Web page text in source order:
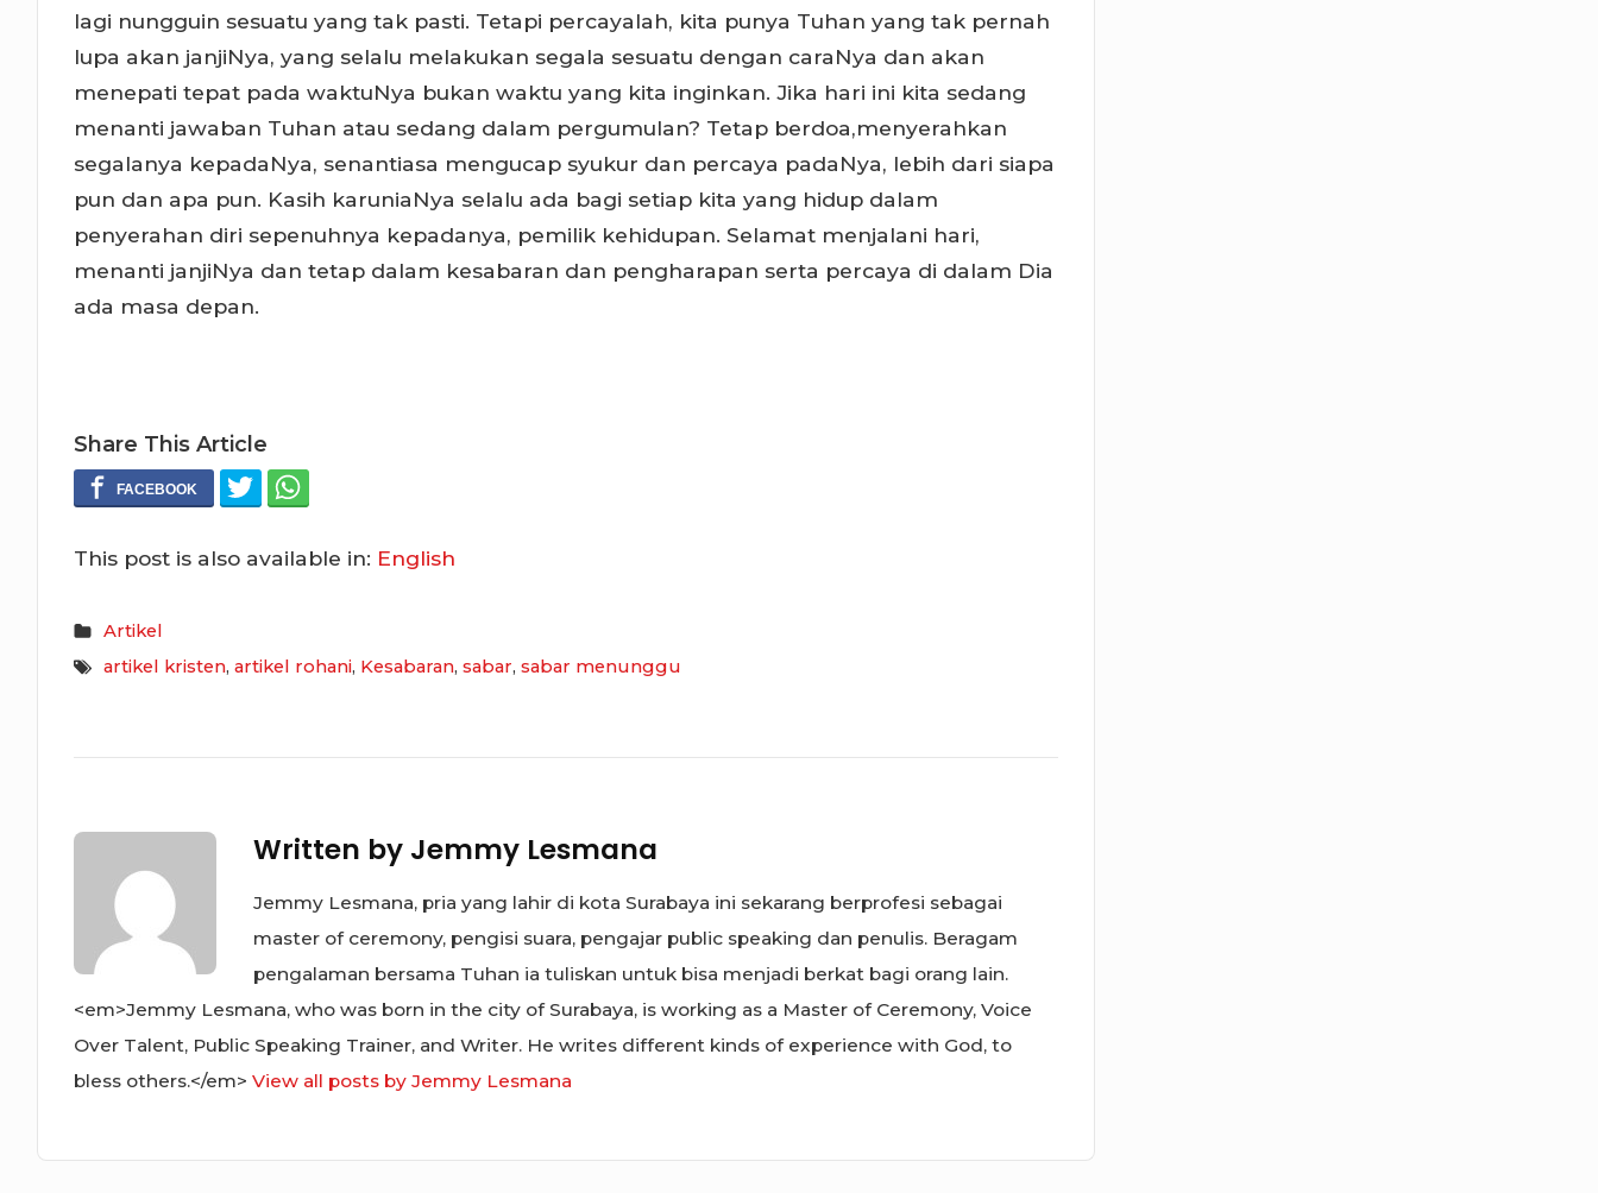
lagi nungguin sesuatu yang tak pasti. Tetapi percayalah, kita punya Tuhan yang tak pernah
lupa akan janjiNya, yang selalu melakukan segala sesuatu dengan caraNya dan akan
menepati tepat pada waktuNya bukan waktu yang kita inginkan. Jika hari ini kita sedang
menanti jawaban Tuhan atau sedang dalam pergumulan? Tetap berdoa,menyerahkan
segalanya kepadaNya, senantiasa mengucap syukur dan percaya padaNya, lebih dari siapa
pun dan apa pun. Kasih karuniaNya selalu ada bagi setiap kita yang hidup dalam
penyerahan diri sepenuhnya kepadanya, pemilik kehidupan. Selamat menjalani hari,
menanti janjiNya dan tetap dalam kesabaran dan pengharapan serta percaya di dalam Dia
ada masa depan.
Share This Article
This post is also available in: English
Artikel
artikel kristen,artikel rohani, Kesabaran,sabar,sabar menunggu
Written by Jemmy Lesmana
Jemmy Lesmana, pria yang lahir di kota Surabaya ini sekarang berprofesi sebagai
master of ceremony, pengisi suara, pengajar public speaking dan penulis. Beragam
pengalaman bersama Tuhan ia tuliskan untuk bisa menjadi berkat bagi orang lain.
<em>Jemmy Lesmana, who was born in the city of Surabaya, is working as a Master of Ceremony, Voice
Over Talent, Public Speaking Trainer, and Writer. He writes different kinds of experience with God, to
bless others.</em>View all posts by Jemmy Lesmana